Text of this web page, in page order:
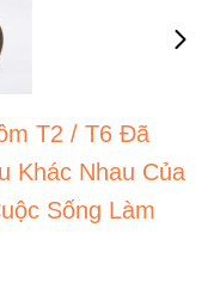
T2 / T6 Đã
Khác Nhau Của
Sống Làm